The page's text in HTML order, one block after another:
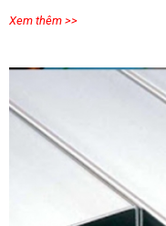
Xem thêm >>